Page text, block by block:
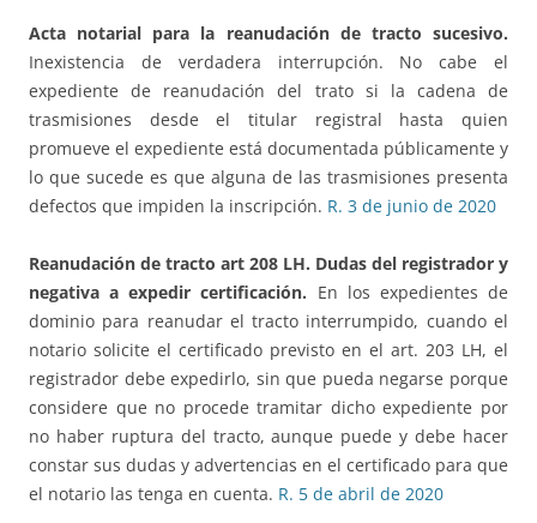
Acta notarial para la reanudación de tracto sucesivo.
Inexistencia de verdadera interrupción. No cabe el
expediente de reanudación del trato si la cadena de
trasmisiones desde el titular registral hasta quien
promueve el expediente está documentada públicamente y
lo que sucede es que alguna de las trasmisiones presenta
defectos que impiden la inscripción. R. 3 de junio de 2020
Reanudación de tracto art 208 LH. Dudas del registrador y
negativa a expedir certificación. En los expedientes de
dominio para reanudar el tracto interrumpido, cuando el
notario solicite el certificado previsto en el art. 203 LH, el
registrador debe expedirlo, sin que pueda negarse porque
considere que no procede tramitar dicho expediente por
no haber ruptura del tracto, aunque puede y debe hacer
constar sus dudas y advertencias en el certificado para que
el notario las tenga en cuenta. R. 5 de abril de 2020